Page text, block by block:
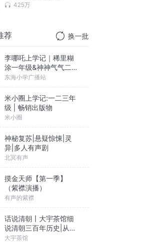
425万
荐 换一批
李哪吒上学记｜稀里糊
涂一年级&神神气气二年
级
东海小学广播站
米小圈上学记:一二三年
级 | 畅销出版物
米小圈
神秘复苏|悬疑惊悚|灵
异|多人有声剧
北冥有声
摸金天师【第一季】
（紫襟演播）
有声的紫襟
话说清朝丨大宇茶馆细
说清朝三百年历史|从努
尔哈赤到末代皇帝溥仪|
大宇茶馆